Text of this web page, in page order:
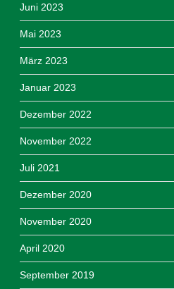
Juni 2023
Mai 2023
März 2023
Januar 2023
Dezember 2022
November 2022
Juli 2021
Dezember 2020
November 2020
April 2020
September 2019